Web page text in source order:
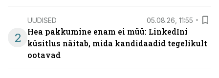
2
UUDISED 05.08.26, 11:55
Hea pakkumine enam ei müü: LinkedIni
küsitlus näitab, mida kandidaadid tegelikult
ootavad